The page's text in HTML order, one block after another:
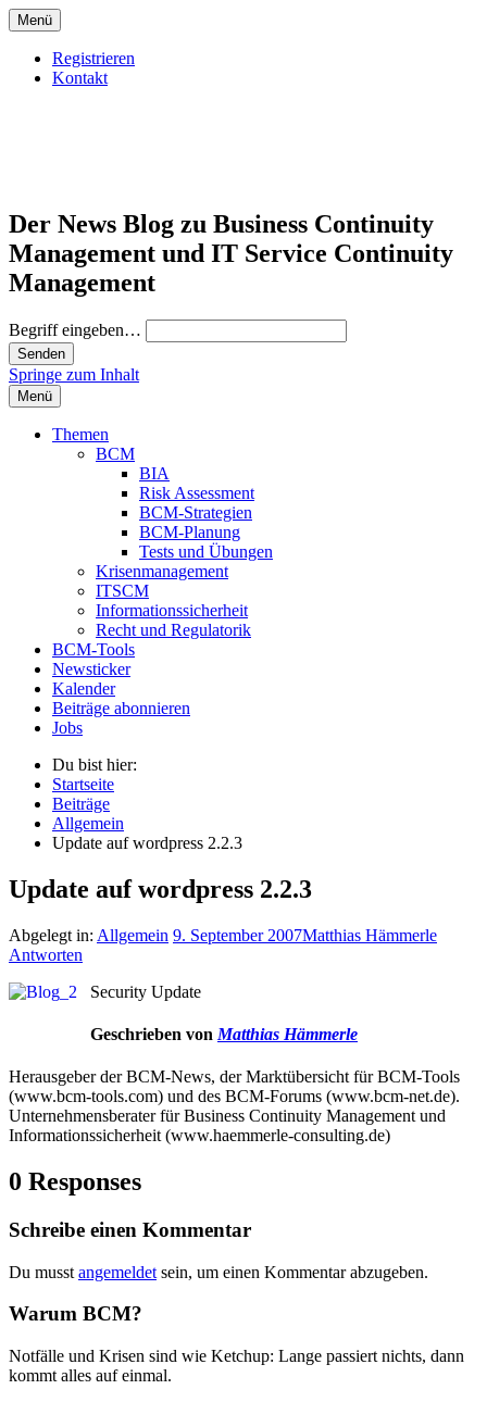
Menü
Registrieren
Kontakt
Der News Blog zu Business Continuity
Management und IT Service Continuity
Management
Begriff eingeben…
Springe zum Inhalt
Menü
Themen
BCM
BIA
Risk Assessment
BCM-Strategien
BCM-Planung
Tests und Übungen
Krisenmanagement
ITSCM
Informationssicherheit
Recht und Regulatorik
BCM-Tools
Newsticker
Kalender
Beiträge abonnieren
Jobs
Du bist hier:
Startseite
Beiträge
Allgemein
Update auf wordpress 2.2.3
Update auf wordpress 2.2.3
Abgelegt in: Allgemein 9. September 2007Matthias Hämmerle
Antworten
Security Update
Geschrieben von Matthias Hämmerle
Herausgeber der BCM-News, der Marktübersicht für BCM-Tools
(www.bcm-tools.com) und des BCM-Forums (www.bcm-net.de).
Unternehmensberater für Business Continuity Management und
Informationssicherheit (www.haemmerle-consulting.de)
0 Responses
Schreibe einen Kommentar
Du musst angemeldet sein, um einen Kommentar abzugeben.
Warum BCM?
Notfälle und Krisen sind wie Ketchup: Lange passiert nichts, dann
kommt alles auf einmal.